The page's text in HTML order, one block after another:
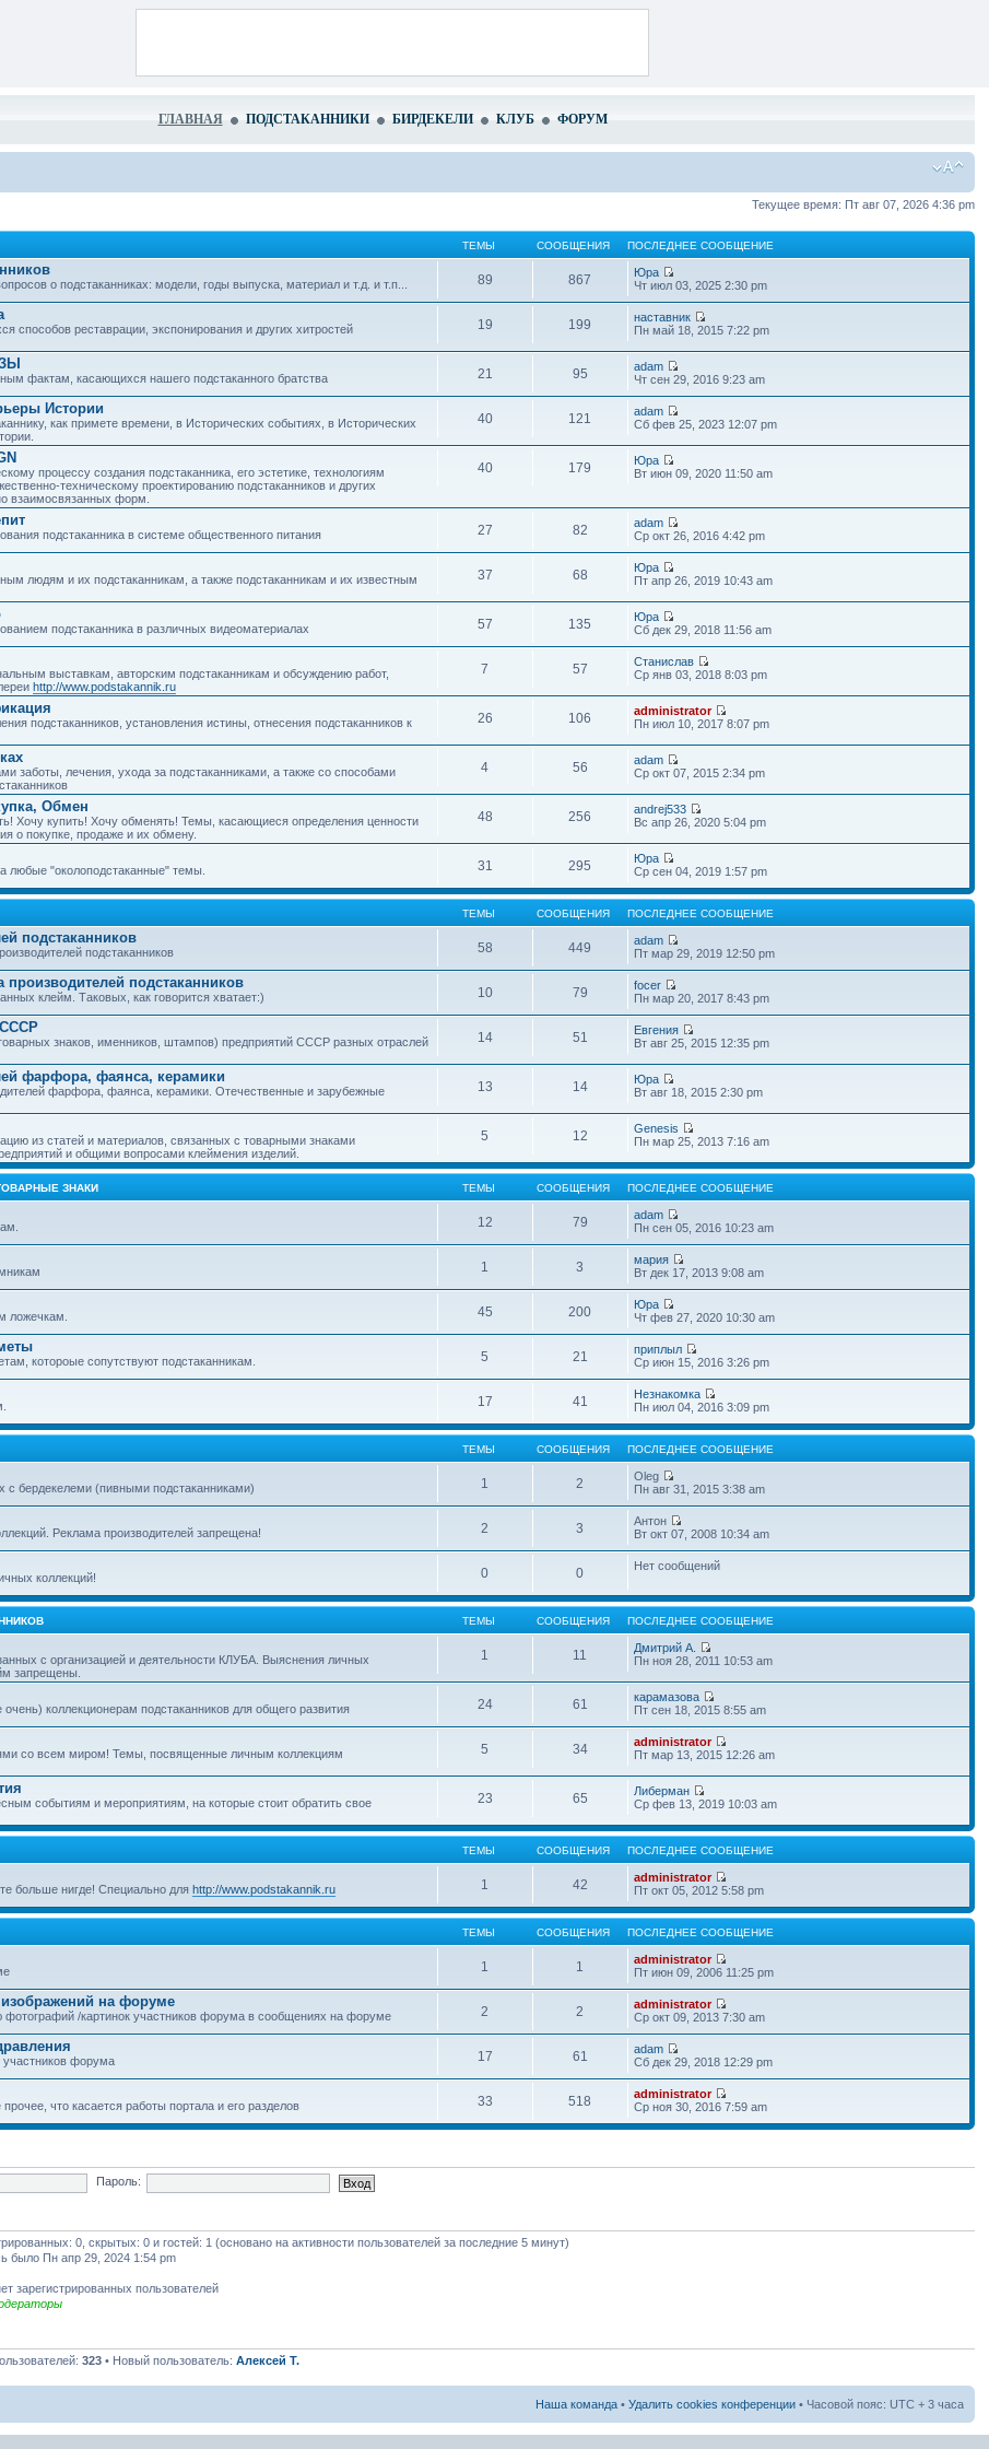
ГЛАВНАЯ ПОДСТАКАННИКИ БИРДЕКЕЛИ КЛУБ ФОРУМ
Текущее время: Пт авг 07, 2026 4:36 pm
ТЕМЫ СООБЩЕНИЯ ПОСЛЕДНЕЕ СООБЩЕНИЕ
о подстаканниках: модели, годы выпуска, материал и т.д. и т.п... 89 867
Юра
Чт июл 03, 2025 2:30 pm
способов реставрации, экспонирования и других хитростей
19 199
наставник
Пн май 18, 2015 7:22 pm
фактам, касающихся нашего подстаканного братства 21 95
adam
Чт сен 29, 2016 9:23 am
Истории
как примете времени, в Исторических событиях, в Исторических
40 121
adam
Сб фев 25, 2023 12:07 pm
процессу создания подстаканника, его эстетике, технологиям
техническому проектированию подстаканников и других
взаимосвязанных форм.
40 179
Юра
Вт июн 09, 2020 11:50 am
подстаканника в системе общественного питания 27 82
adam
Ср окт 26, 2016 4:42 pm
людям и их подстаканникам, а также подстаканникам и их известным
37 68
Юра
Пт апр 26, 2019 10:43 am
подстаканника в различных видеоматериалах 57 135
Юра
Сб дек 29, 2018 11:56 am
выставкам, авторским подстаканникам и обсуждению работ,
http://www.podstakannik.ru
7 57
Станислав
Ср янв 03, 2018 8:03 pm
подстаканников, установления истины, отнесения подстаканников к
26 106
administrator
Пн июл 10, 2017 8:07 pm
заботы, лечения, ухода за подстаканниками, а также со способами
4 56
adam
Ср окт 07, 2015 2:34 pm
Обмен
Хочу купить! Хочу обменять! Темы, касающиеся определения ценности
о покупке, продаже и их обмену.
48 256
andrej533
Вс апр 26, 2020 5:04 pm
любые "околоподстаканные" темы. 31 295
Юра
Ср сен 04, 2019 1:57 pm
ТЕМЫ СООБЩЕНИЯ ПОСЛЕДНЕЕ СООБЩЕНИЕ
подстаканников
подстаканников 58 449
adam
Пт мар 29, 2019 12:50 pm
подстаканников
клейм. Таковых, как говорится хватает:) 10 79
focer
Пн мар 20, 2017 8:43 pm
СССР
знаков, именников, штампов) предприятий СССР разных отраслей
14 51
Евгения
Вт авг 25, 2015 12:35 pm
фарфора, фаянса, керамики
фарфора, фаянса, керамики. Отечественные и зарубежные
13 14
Юра
Вт авг 18, 2015 2:30 pm
из статей и материалов, связанных с товарными знаками
и общими вопросами клеймения изделий.
5 12
Genesis
Пн мар 25, 2013 7:16 am
ЗНАКИ ТЕМЫ СООБЩЕНИЯ ПОСЛЕДНЕЕ СООБЩЕНИЕ
12 79
adam
Пн сен 05, 2016 10:23 am
1 3
мария
Вт дек 17, 2013 9:08 am
ложечкам. 45 200
Юра
Чт фев 27, 2020 10:30 am
котороые сопутствуют подстаканникам. 5 21
приплыл
Ср июн 15, 2016 3:26 pm
17 41
Незнакомка
Пн июл 04, 2016 3:09 pm
ТЕМЫ СООБЩЕНИЯ ПОСЛЕДНЕЕ СООБЩЕНИЕ
с бердекелеми (пивными подстаканниками) 1 2
Oleg
Пн авг 31, 2015 3:38 am
Реклама производителей запрещена! 2 3
Антон
Вт окт 07, 2008 10:34 am
коллекций! 0 0 Нет сообщений
ТЕМЫ СООБЩЕНИЯ ПОСЛЕДНЕЕ СООБЩЕНИЕ
с организацией и деятельности КЛУБА. Выяснения личных
запрещены.
1 11
Дмитрий А.
Пн ноя 28, 2011 10:53 am
коллекционерам подстаканников для общего развития 24 61
карамазова
Пт сен 18, 2015 8:55 am
со всем миром! Темы, посвященные личным коллекциям
5 34
administrator
Пт мар 13, 2015 12:26 am
событиям и мероприятиям, на которые стоит обратить свое
23 65
Либерман
Ср фев 13, 2019 10:03 am
ТЕМЫ СООБЩЕНИЯ ПОСЛЕДНЕЕ СООБЩЕНИЕ
больше нигде! Специально для http://www.podstakannik.ru 1 42
administrator
Пт окт 05, 2012 5:58 pm
ТЕМЫ СООБЩЕНИЯ ПОСЛЕДНЕЕ СООБЩЕНИЕ
1 1
administrator
Пт июн 09, 2006 11:25 pm
на форуме
/картинок участников форума в сообщениях на форуме 2 2
administrator
Ср окт 09, 2013 7:30 am
форума 17 61
adam
Сб дек 29, 2018 12:29 pm
что касается работы портала и его разделов 33 518
administrator
Ср ноя 30, 2016 7:59 am
Пароль:
0, скрытых: 0 и гостей: 1 (основано на активности пользователей за последние 5 минут)
было Пн апр 29, 2024 1:54 pm
зарегистрированных пользователей
323 • Новый пользователь: Алексей Т.
Наша команда • Удалить cookies конференции • Часовой пояс: UTC + 3 часа